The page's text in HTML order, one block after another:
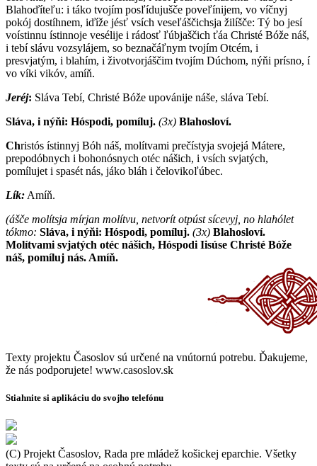
Blahoďíteľu: i táko tvojím posľídujušče poveľínijem, vo víčnyj
pokój dostíhnem, iďíže jésť vsích veseľáščichsja žilíšče: Tý bo jesí
voístinnu ístinnoje vesélije i rádosť ľúbjaščich ťáa Christé Bóže náš,
i tebí slávu vozsylájem, so beznačáľnym tvojím Otcém, i
presvjatým, i blahím, i životvorjáščim tvojím Dúchom, nýňi prísno, í
vo víki vikóv, amíň.
Jeréj: Sláva Tebí, Christé Bóže upovánije náše, sláva Tebí.
Sláva, i nýňi: Hóspodi, pomíluj. (3x) Blahosloví.
Christós ístinnyj Bóh náš, molítvami prečístyja svojejá Mátere,
prepodóbnych i bohonósnych otéc nášich, i vsích svjatých,
pomílujet i spasét nás, jáko bláh i čelovikoľúbec.
Lík: Amíň.
(ášče molítsja mírjan molítvu, netvorít otpúst sícevyj, no hlahólet
tókmo: Sláva, i nýňi: Hóspodi, pomíluj. (3x) Blahosloví.
Molítvami svjatých otéc nášich, Hóspodi Iisúse Christé Bóže
náš, pomíluj nás. Amíň.
Texty projektu Časoslov sú určené na vnútornú potrebu. Ďakujeme,
že nás podporujete! www.casoslov.sk
Stiahnite si aplikáciu do svojho telefónu
(C) Projekt Časoslov, Rada pre mládež košickej eparchie. Všetky